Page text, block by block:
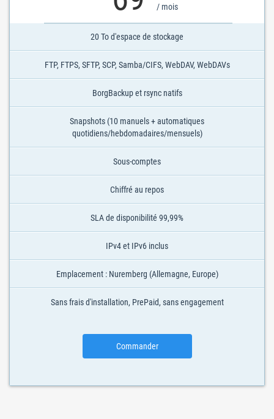
/ mois
20 To d'espace de stockage
FTP, FTPS, SFTP, SCP, Samba/CIFS, WebDAV, WebDAVs
BorgBackup et rsync natifs
Snapshots (10 manuels + automatiques
quotidiens/hebdomadaires/mensuels)
Sous-comptes
Chiffré au repos
SLA de disponibilité 99,99%
IPv4 et IPv6 inclus
Emplacement : Nuremberg (Allemagne, Europe)
Sans frais d'installation, PrePaid, sans engagement
Commander